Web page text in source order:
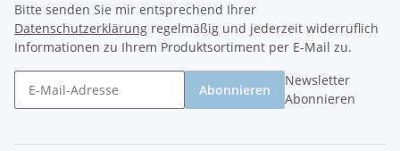
Bitte senden Sie mir entsprechend Ihrer
Datenschutzerklärung regelmäßig und jederzeit widerruflich
Informationen zu Ihrem Produktsortiment per E-Mail zu.
Abonnieren
Newsletter
Abonnieren